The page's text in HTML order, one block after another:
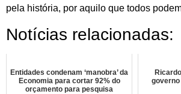
pela história, por aquilo que todos
Notícias relacionadas:
Entidades condenam ‘manobra’ da
Economia para cortar 92% do
orçamento para pesquisa